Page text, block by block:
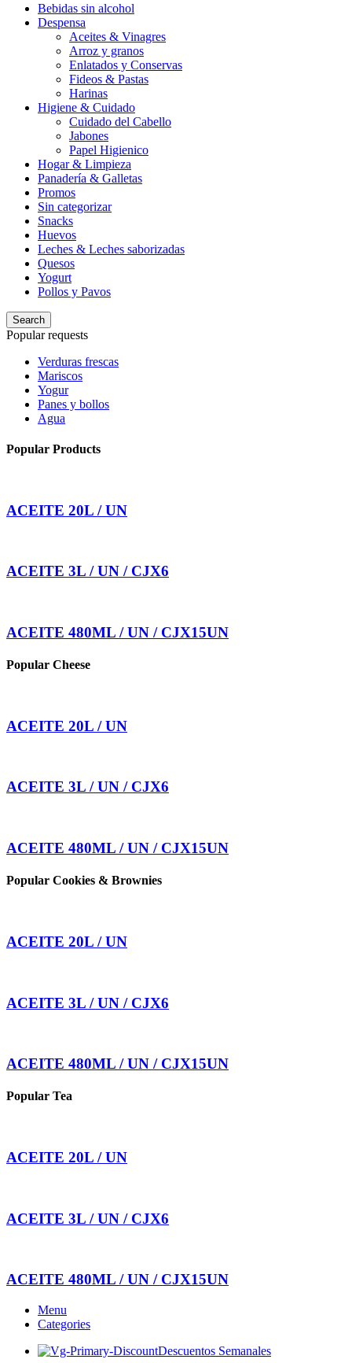
Bebidas sin alcohol
Despensa
Aceites & Vinagres
Arroz y granos
Enlatados y Conservas
Fideos & Pastas
Harinas
Higiene & Cuidado
Cuidado del Cabello
Jabones
Papel Higienico
Hogar & Limpieza
Panadería & Galletas
Promos
Sin categorizar
Snacks
Huevos
Leches & Leches saborizadas
Quesos
Yogurt
Pollos y Pavos
Search
Popular requests
Verduras frescas
Mariscos
Yogur
Panes y bollos
Agua
Popular Products
ACEITE 20L / UN
ACEITE 3L / UN / CJX6
ACEITE 480ML / UN / CJX15UN
Popular Cheese
ACEITE 20L / UN
ACEITE 3L / UN / CJX6
ACEITE 480ML / UN / CJX15UN
Popular Cookies & Brownies
ACEITE 20L / UN
ACEITE 3L / UN / CJX6
ACEITE 480ML / UN / CJX15UN
Popular Tea
ACEITE 20L / UN
ACEITE 3L / UN / CJX6
ACEITE 480ML / UN / CJX15UN
Menu
Categories
Descuentos Semanales